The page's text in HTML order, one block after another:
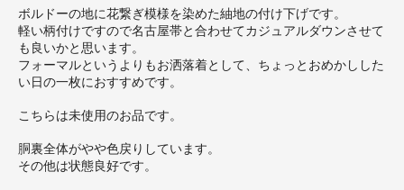
ボルドーの地に花繋ぎ模様を染めた紬地の付け下げです。
軽い柄付けですので名古屋帯と合わせてカジュアルダウンさせて
も良いかと思います。
フォーマルというよりもお洒落着として、ちょっとおめかしした
い日の一枚におすすめです。
こちらは未使用のお品です。
胴裏全体がやや色戻りしています。
その他は状態良好です。